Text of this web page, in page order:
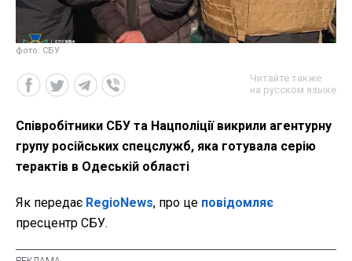
фото: СБУ
Читайте также
на русском языке
Співробітники СБУ та Нацполіції викрили агентурну
групу російських спецслужб, яка готувала серію
терактів в Одеській області
Як передає RegioNews, про це повідомляє
пресцентр СБУ.